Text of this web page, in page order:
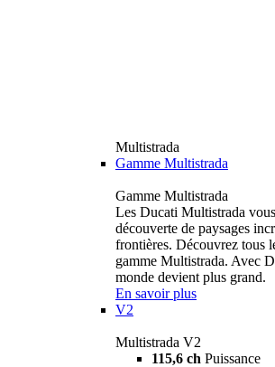
Multistrada
Gamme Multistrada
Gamme Multistrada
Les Ducati Multistrada
découverte de paysages
frontières. Découvrez tous
gamme Multistrada. Avec
monde devient plus grand.
En savoir plus
V2
Multistrada V2
115,6 ch Puissance